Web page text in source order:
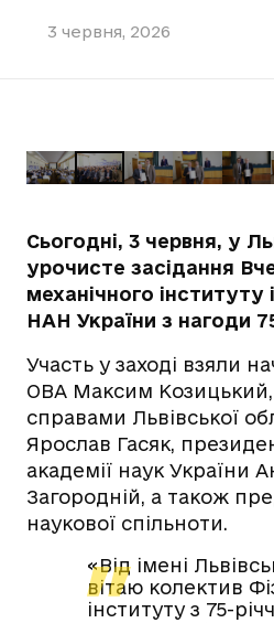
3 червня, 2026
Сьогодні, 3 червня, у
урочисте засідання
механічного інституту
НАН України з нагоди
Участь у заході взяли
ОВА Максим
справами Львівської
Ярослав Гасяк,
академії наук України
Загородній, а також
наукової спільноти.
«Від імені
вітаю колектив
інституту з 75-